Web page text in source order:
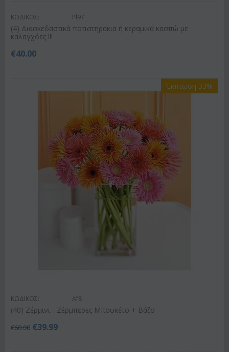
ΚΩΔΙΚΟΣ: Pl97
(4) Διασκεδαστικά ποτιστηράκια ή κεραμικά κασπώ με
καλαγχόες !!!
€40.00
Έκπτωση 33%
ΚΩΔΙΚΟΣ: Af8
(40) Ζέρμινι - Ζέρμπερες Μπουκέτο + Βάζο
€60.00 €39.99